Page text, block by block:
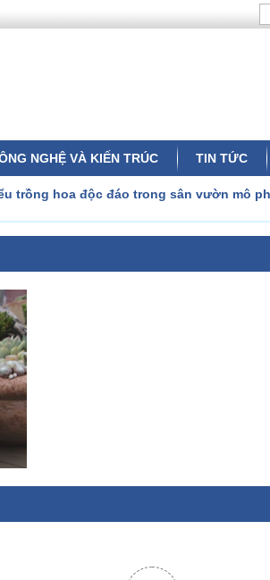
NGHỆ VÀ KIẾN TRÚC TIN TỨC
trồng hoa độc đáo trong sân vườn mô